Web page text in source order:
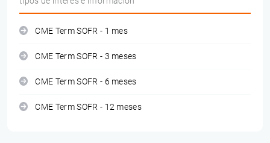
CME Term SOFR - 1 mes
CME Term SOFR - 3 meses
CME Term SOFR - 6 meses
CME Term SOFR - 12 meses